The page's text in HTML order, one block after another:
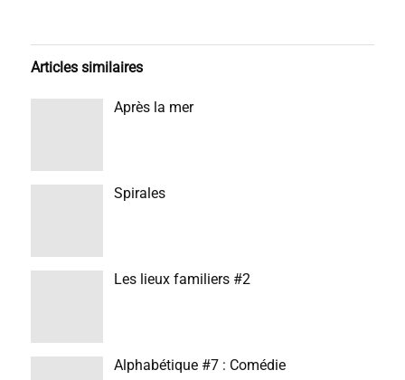
Articles similaires
Après la mer
Spirales
Les lieux familiers #2
Alphabétique #7 : Comédie